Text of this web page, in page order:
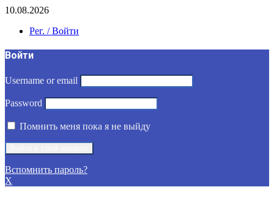
10.08.2026
Рег. / Войти
Войти
Username or email
Password
Помнить меня пока я не выйду
Вспомнить пароль?
X